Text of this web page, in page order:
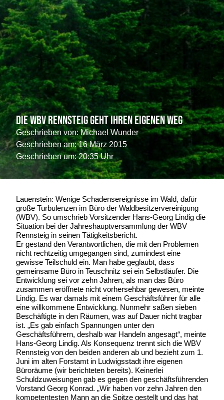
Die WBV Rennsteig geht ihren eigenen Weg
Geschrieben von:Michael Wunder
Geschrieben am: 16 März 2015
Geschrieben um: 20:35 Uhr
Lauenstein: Wenige Schadensereignisse im Wald, dafür
große Turbulenzen im Büro der Waldbesitzervereinigung
(WBV). So umschrieb Vorsitzender Hans-Georg Lindig die
Situation bei der Jahreshauptversammlung der WBV
Rennsteig in seinen Tätigkeitsbericht.
Er gestand den Verantwortlichen, die mit den Problemen
nicht rechtzeitig umgegangen sind, zumindest eine
gewisse Teilschuld ein. Man habe geglaubt, dass
gemeinsame Büro in Teuschnitz sei ein Selbstläufer. Die
Entwicklung sei vor zehn Jahren, als man das Büro
zusammen eröffnete nicht vorhersehbar gewesen, meinte
Lindig. Es war damals mit einem Geschäftsführer für alle
eine willkommene Entwicklung. Nunmehr saßen sieben
Beschäftigte in den Räumen, was auf Dauer nicht tragbar
ist. „Es gab einfach Spannungen unter den
Geschäftsführern, deshalb war Handeln angesagt“, meinte
Hans-Georg Lindig. Als Konsequenz trennt sich die WBV
Rennsteig von den beiden anderen ab und bezieht zum 1.
Juni im alten Forstamt in Ludwigsstadt ihre eigenen
Büroräume (wir berichteten bereits). Keinerlei
Schuldzuweisungen gab es gegen den geschäftsführenden
Vorstand Georg Konrad. „Wir haben vor zehn Jahren den
kompetentesten Mann an die Spitze gestellt und das hat